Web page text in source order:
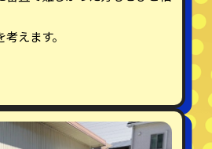
えます。